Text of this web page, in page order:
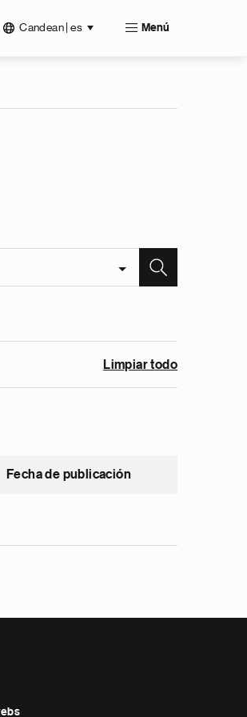
Candean | es Menú
Limpiar todo
Fecha de publicación